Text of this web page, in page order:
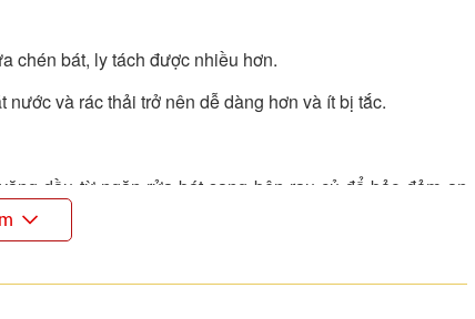
chén bát, ly tách được nhiều hơn.
và rác thải trở nên dễ dàng hơn và ít bị tắc.
dầu từ ngăn rửa bát sang bên rau củ để bảo đảm an